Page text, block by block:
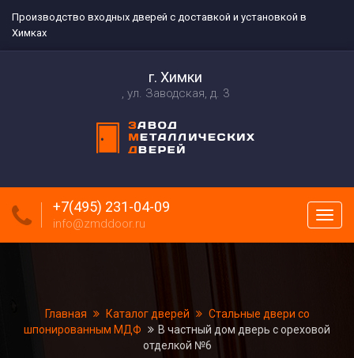
Производство входных дверей с доставкой и установкой в
Химках
г. Химки
ул. Заводская, д. 3
меню
+7(495) 231-04-09
info@zmddoor.ru
Главная Каталог дверей
Стальные двери со
шпонированным МДФ
В частный дом дверь с ореховой
отделкой №6